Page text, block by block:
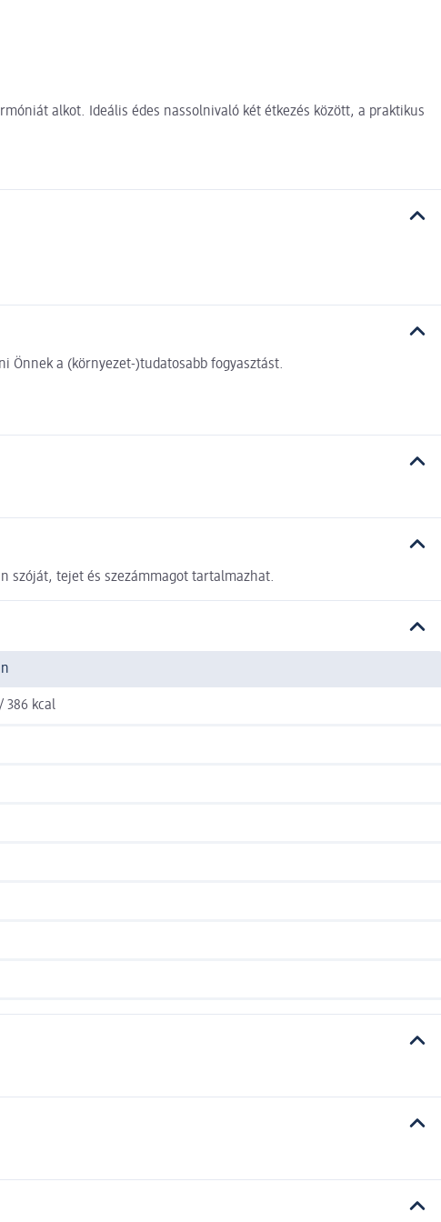
alkot. Ideális édes nassolnivaló két étkezés között, a praktikus
Önnek a (környezet-)tudatosabb fogyasztást.
szóját, tejet és szezámmagot tartalmazhat.
386 kcal